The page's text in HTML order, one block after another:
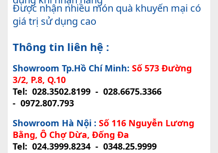
Được nhận nhiều món quà khuyến mại có
giá trị sử dụng cao
Thông tin liên hệ :
Showroom Tp.Hồ Chí Minh: Số 573 Đường
3/2, P.8, Q.10
Tel: 028.3502.8199- 028.6675.3366
- 0972.807.793
Showroom Hà Nội : Số 116 Nguyễn Lương
Bằng, Ô Chợ Dừa, Đống Đa
Tel: 024.3999.8234- 0348.25.9999